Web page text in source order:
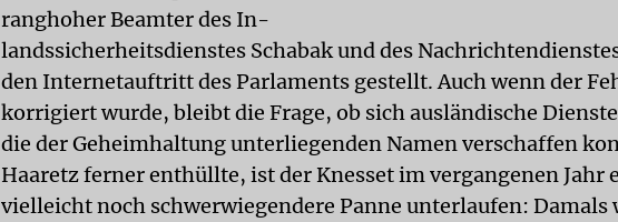
ranghoher Beamter des In-
landssicherheitsdienstes Schabak und des
den Internetauftritt des Parlaments gestellt. Auch wenn der
korrigiert wurde, bleibt die Frage, ob sich ausländische
die der Geheimhaltung unterliegenden Namen verschaffen
Haaretz ferner enthüllte, ist der Knesset im vergangenen Jahr
vielleicht noch schwerwiegendere Panne unterlaufen: Damals